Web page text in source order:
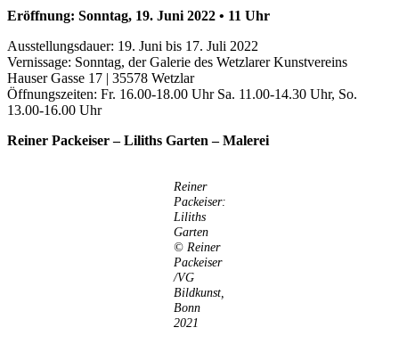
Uli Rothfuss
Eröffnung: Sonntag, 19. Juni 2022 • 11 Uhr
Ausstellungsdauer: 19. Juni bis 17. Juli 2022
Vernissage: Sonntag, der Galerie des Wetzlarer Kunstvereins
Hauser Gasse 17 | 35578 Wetzlar
Öffnungszeiten: Fr. 16.00-18.00 Uhr Sa. 11.00-14.30 Uhr, So.
13.00-16.00 Uhr
Reiner Packeiser – Liliths Garten – Malerei
Reiner
Packeiser:
Liliths
Garten
© Reiner
Packeiser
/VG
Bildkunst,
Bonn
2021